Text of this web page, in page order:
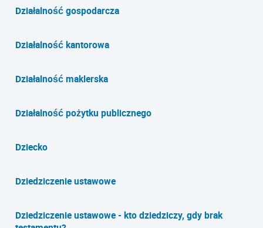
Działalność gospodarcza
Działalność kantorowa
Działalność maklerska
Działalność pożytku publicznego
Dziecko
Dziedziczenie ustawowe
Dziedziczenie ustawowe - kto dziedziczy, gdy brak